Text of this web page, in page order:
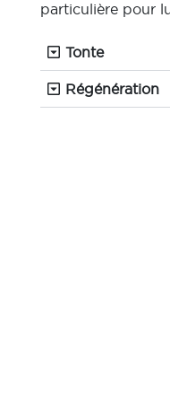
particulière pour
Tonte
Régénération